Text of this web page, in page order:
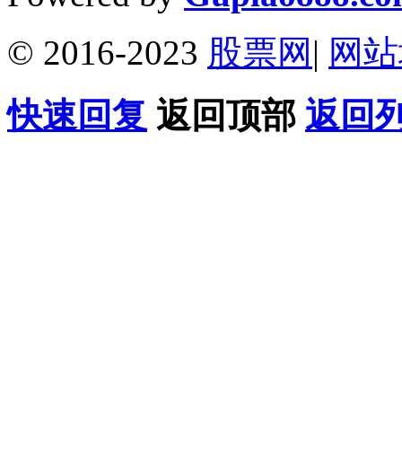
© 2016-2023 股票网 | 网
快速回复 返回顶部 返回